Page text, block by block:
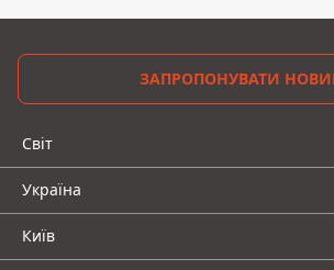
ЗАПРОПОНУВАТИ
Світ
Україна
Київ